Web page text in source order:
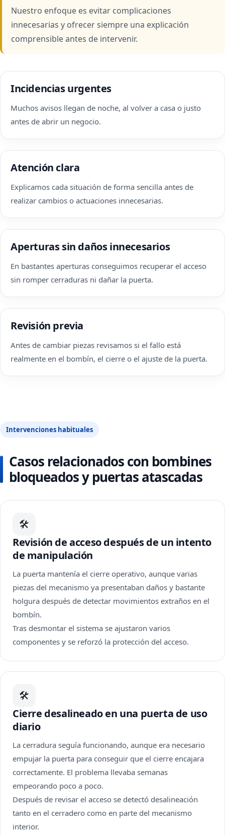
Nuestro enfoque es evitar complicaciones
innecesarias y ofrecer siempre una explicación
comprensible antes de intervenir.
Incidencias urgentes
Muchos avisos llegan de noche, al volver a casa o justo
antes de abrir un negocio.
Atención clara
Explicamos cada situación de forma sencilla antes de
realizar cambios o actuaciones innecesarias.
Aperturas sin daños innecesarios
En bastantes aperturas conseguimos recuperar el acceso
sin romper cerraduras ni dañar la puerta.
Revisión previa
Antes de cambiar piezas revisamos si el fallo está
realmente en el bombín, el cierre o el ajuste de la puerta.
Intervenciones habituales
Casos relacionados con bombines
bloqueados y puertas atascadas
🛠
Revisión de acceso después de un intento
de manipulación
La puerta mantenía el cierre operativo, aunque varias
piezas del mecanismo ya presentaban daños y bastante
holgura después de detectar movimientos extraños en el
bombín.
Tras desmontar el sistema se ajustaron varios
componentes y se reforzó la protección del acceso.
🛠
Cierre desalineado en una puerta de uso
diario
La cerradura seguía funcionando, aunque era necesario
empujar la puerta para conseguir que el cierre encajara
correctamente. El problema llevaba semanas
empeorando poco a poco.
Después de revisar el acceso se detectó desalineación
tanto en el cerradero como en parte del mecanismo
interior.